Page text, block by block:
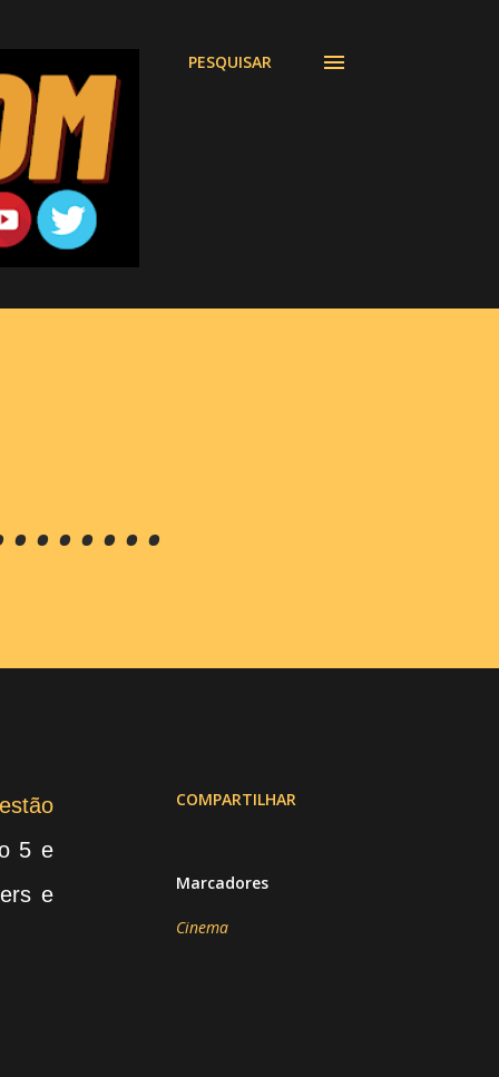
PESQUISAR
5 e
e
COMPARTILHAR
Marcadores
Cinema